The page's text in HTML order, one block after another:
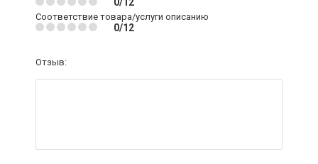
Соответствие товара/услуги описанию
0/12
Отзыв: